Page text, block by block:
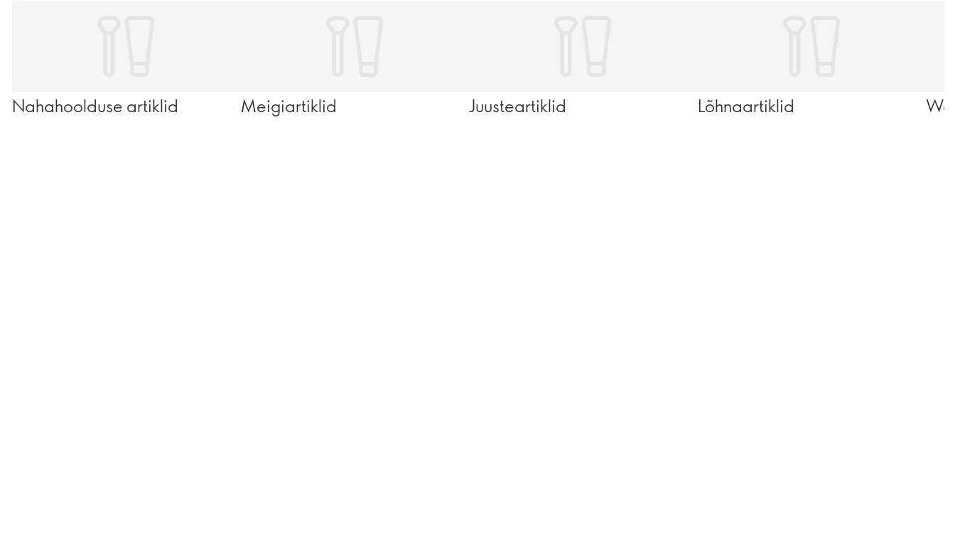
Nahahoolduse artiklid Meigiartiklid Juusteartiklid Lõhnaartiklid